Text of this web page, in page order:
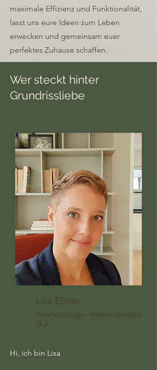
maximale Effizienz und Funktionalität,
lasst uns eure Ideen zum Leben
erwecken und gemeinsam euer
perfektes Zuhause schaffen.
Wer steckt hinter
Grundrissliebe
Lisa Ebner
Interior design - Innenarchitektur
B.A.
Hi, ich bin Lisa